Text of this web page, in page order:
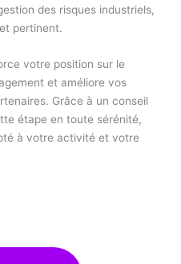
des risques industriels,
pertinent.
votre position sur le
et améliore vos
Grâce à un conseil
étape en toute sérénité,
à votre activité et votre